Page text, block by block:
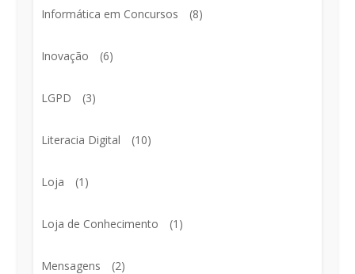
Informática em Concursos (8)
Inovação (6)
LGPD (3)
Literacia Digital (10)
Loja (1)
Loja de Conhecimento (1)
Mensagens (2)